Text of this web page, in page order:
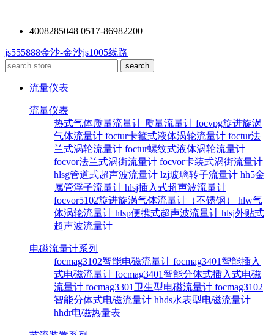
4008285048 0517-86982200
js555888金沙-金沙js1005线路
流量仪表
流量仪表
热式气体质量流量计 质量流量计 focvpg旋进旋涡
气体流量计 foctur卡箍式液体涡轮流量计 foctur法
兰式涡轮流量计 foctur螺纹式液体涡轮流量计
focvor法兰式涡街流量计 focvor卡装式涡街流量计
hlsg管道式超声波流量计 lzj玻璃转子流量计 hh5金
属管浮子流量计 hlsj插入式超声波流量计
focvor5102旋进旋涡气体流量计（不锈钢） hlw气
体涡轮流量计 hlsp便携式超声波流量计 hlsj外贴式
超声波流量计
电磁流量计系列
focmag3102智能电磁流量计 focmag3401智能插入
式电磁流量计 focmag3401智能分体式插入式电磁
流量计 focmag3301卫生型电磁流量计 focmag3102
智能分体式电磁流量计 hhds水表型电磁流量计
hhdr电磁热量表